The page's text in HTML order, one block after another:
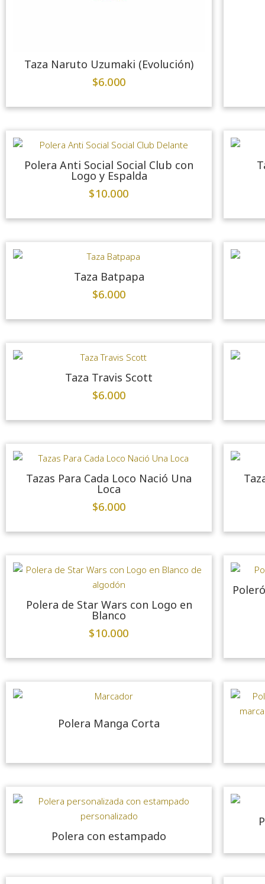
Taza Naruto Uzumaki (Evolución)
$6.000
Polera Anti Social Social Club con
Logo y Espalda
$10.000
Taza Batpapa
$6.000
Taza Travis Scott
$6.000
Tazas Para Cada Loco Nació Una
Loca
$6.000
Polera de Star Wars con Logo en
Blanco
$10.000
Polera Manga Corta
Polera con estampado